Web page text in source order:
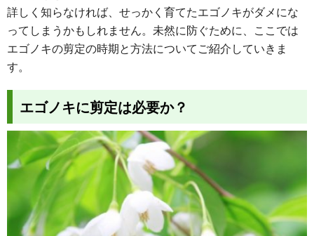
詳しく知らなければ、せっかく育てたエゴノキがダメにな
ってしまうかもしれません。未然に防ぐために、ここでは
エゴノキの剪定の時期と方法についてご紹介していきま
す。
エゴノキに剪定は必要か？